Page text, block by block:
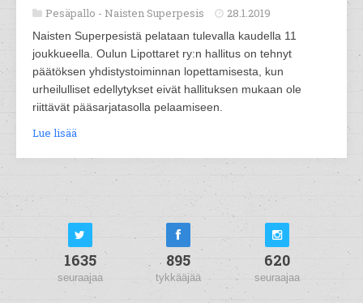
Pesäpallo - Naisten Superpesis 28.1.2019
Naisten Superpesistä pelataan tulevalla kaudella 11
joukkueella. Oulun Lipottaret ry:n hallitus on tehnyt
päätöksen yhdistystoiminnan lopettamisesta, kun
urheilulliset edellytykset eivät hallituksen mukaan ole
riittävät pääsarjatasolla pelaamiseen.
Lue lisää
1635
seuraajaa
895
tykkääjää
620
seuraajaa